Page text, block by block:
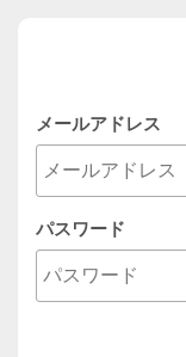
メールアドレス
パスワード